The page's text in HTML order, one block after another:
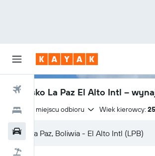
Loty
Hotele
Samochody
Lotnisko La Paz El Alto Intl –
Zwrot w miejscu odbioru Wiek kierowcy: